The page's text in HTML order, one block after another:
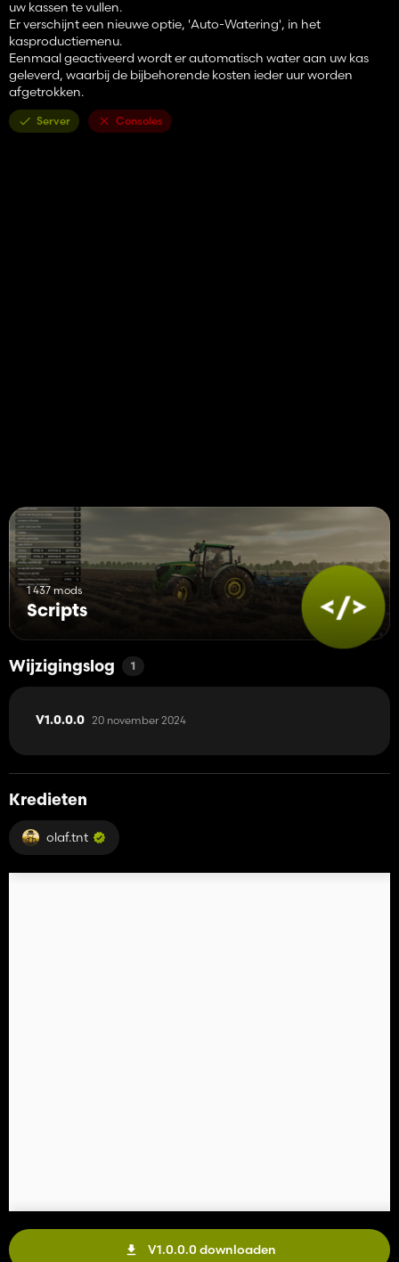
uw kassen te vullen.
Er verschijnt een nieuwe optie, 'Auto-Watering', in het
kasproductiemenu.
Eenmaal geactiveerd wordt er automatisch water aan uw kas
geleverd, waarbij de bijbehorende kosten ieder uur worden
afgetrokken.
Server Consoles
1 437 mods
Scripts
Wijzigingslog 1
V1.0.0.0 20 november 2024
Kredieten
olaf.tnt
V1.0.0.0 downloaden